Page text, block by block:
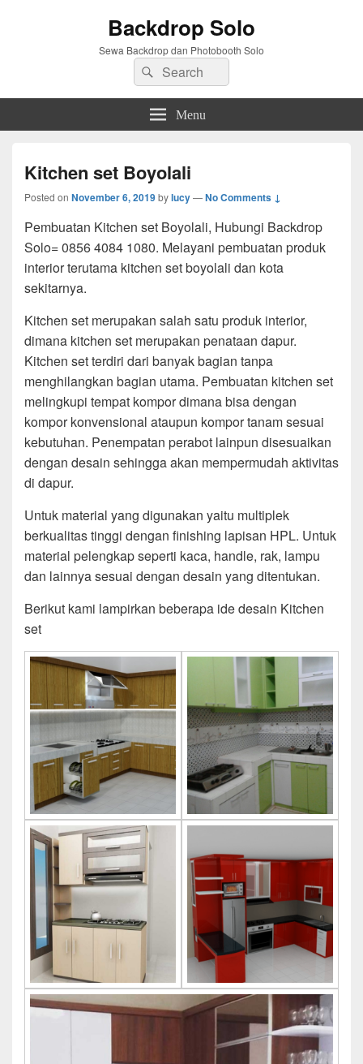
Backdrop Solo
Sewa Backdrop dan Photobooth Solo
Search
for:
Search
Menu
Kitchen set Boyolali
Posted on November 6, 2019bylucy—No Comments ↓
Pembuatan Kitchen set Boyolali, Hubungi Backdrop
Solo= 0856 4084 1080. Melayani pembuatan produk
interior terutama kitchen set boyolali dan kota
sekitarnya.
Kitchen set merupakan salah satu produk interior,
dimana kitchen set merupakan penataan dapur.
Kitchen set terdiri dari banyak bagian tanpa
menghilangkan bagian utama. Pembuatan kitchen set
melingkupi tempat kompor dimana bisa dengan
kompor konvensional ataupun kompor tanam sesuai
kebutuhan. Penempatan perabot lainpun disesuaikan
dengan desain sehingga akan mempermudah aktivitas
di dapur.
Untuk material yang digunakan yaitu multiplek
berkualitas tinggi dengan finishing lapisan HPL. Untuk
material pelengkap seperti kaca, handle, rak, lampu
dan lainnya sesuai dengan desain yang ditentukan.
Berikut kami lampirkan beberapa ide desain Kitchen
set